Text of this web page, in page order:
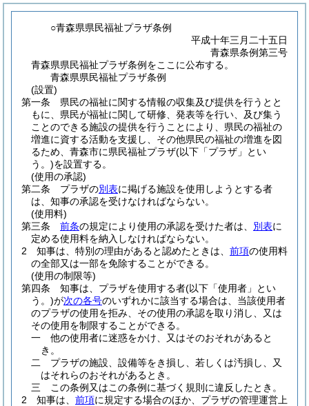
○青森県県民福祉プラザ条例
平成十年三月二十五日
青森県条例第三号
青森県県民福祉プラザ条例をここに公布する。
青森県県民福祉プラザ条例
(設置)
第一条
県民の福祉に関する情報の収集及び提供を行うとと
もに、県民が福祉に関して研修、発表等を行い、及び集う
ことのできる施設の提供を行うことにより、県民の福祉の
増進に資する活動を支援し、その他県民の福祉の増進を図
るため、青森市に県民福祉プラザ(以下「プラザ」とい
う。)を設置する。
(使用の承認)
第二条
プラザの別表に掲げる施設を使用しようとする者
は、知事の承認を受けなければならない。
(使用料)
第三条
前条の規定により使用の承認を受けた者は、 別表に
定める使用料を納入しなければならない。
2
知事は、特別の理由があると認めたときは、 前項の使用料
の全部又は一部を免除することができる。
(使用の制限等)
第四条
知事は、プラザを使用する者(以下「使用者」とい
う。)が次の各号のいずれかに該当する場合は、当該使用者
のプラザの使用を拒み、その使用の承認を取り消し、又は
その使用を制限することができる。
一
他の使用者に迷惑をかけ、又はそのおそれがあると
き。
二
プラザの施設、設備等をき損し、若しくは汚損し、又
はそれらのおそれがあるとき。
三
この条例又はこの条例に基づく規則に違反したとき。
2
知事は、 前項に規定する場合のほか、プラザの管理運営上